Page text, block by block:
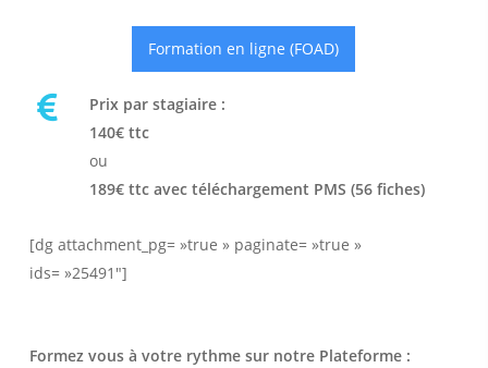
Formation en ligne (FOAD)
Prix par stagiaire :
140€ ttc
ou
189€ ttc avec téléchargement PMS (56 fiches)
[dg attachment_pg= »true » paginate= »true »
ids= »25491″]
Formez vous à votre rythme sur notre Plateforme :